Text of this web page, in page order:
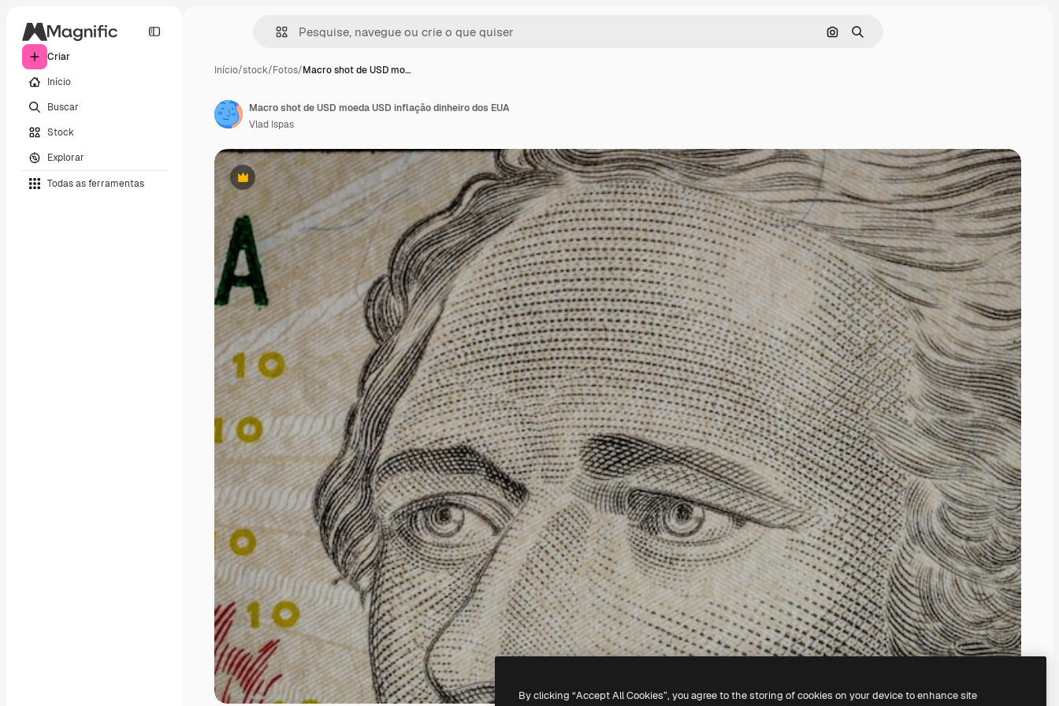
Criar
Início
Buscar
Stock
Explorar
Todas as ferramentas
Pesquisar por imagem
Buscar
Início/stock/Fotos/Macro shot de USD mo…
Premium
Macro shot de USD moeda USD inflação dinheiro dos EUA
Vlad Ispas
By clicking “Accept All Cookies”, you agree to the storing of cookies on your device to enhance site